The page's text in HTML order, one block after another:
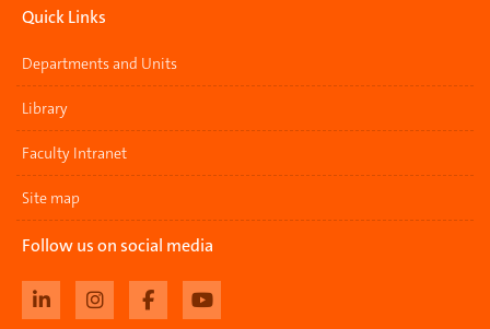
Quick Links
Departments and Units
Library
Faculty Intranet
Site map
Follow us on social media